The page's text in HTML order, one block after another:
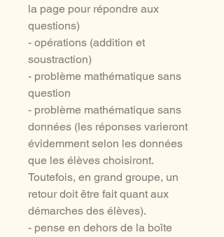
la page pour répondre aux
questions)
- opérations (addition et
soustraction)
- problème mathématique sans
question
- problème mathématique sans
données (les réponses varieront
évidemment selon les données
que les élèves choisiront.
Toutefois, en grand groupe, un
retour doit être fait quant aux
démarches des élèves).
- pense en dehors de la boîte